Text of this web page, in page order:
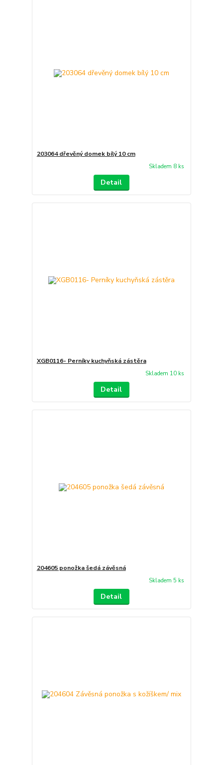
203064 dřevěný domek bílý 10 cm
Skladem 8 ks
Detail
XGB0116- Perníky kuchyňská zástěra
Skladem 10 ks
Detail
204605 ponožka šedá závěsná
Skladem 5 ks
Detail